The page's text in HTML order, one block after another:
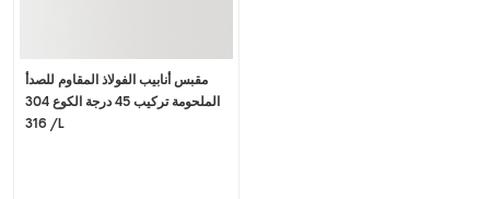
مقبس أنابيب الفولاذ المقاوم للصدأ
الملحومة تركيب 45 درجة الكوع 304
/ 316L